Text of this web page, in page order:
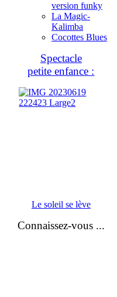
version funky
La Magic-
Kalimba
Cocottes Blues
Spectacle
petite enfance :
Le soleil se lève
Connaissez-vous ...